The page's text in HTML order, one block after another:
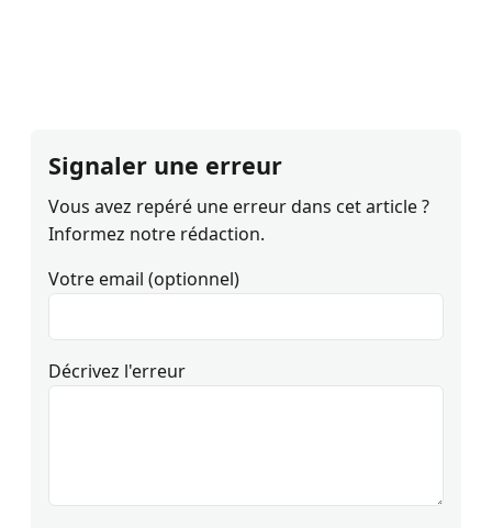
Signaler une erreur
Vous avez repéré une erreur dans cet article ?
Informez notre rédaction.
Votre email (optionnel)
Décrivez l'erreur